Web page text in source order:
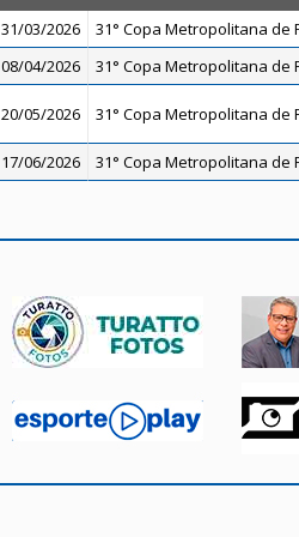
31/03/2026 31° Copa Metropolitana de
08/04/2026
31° Copa Metropolitana de
20/05/2026 31° Copa Metropolitana de
17/06/2026 31° Copa Metropolitana de